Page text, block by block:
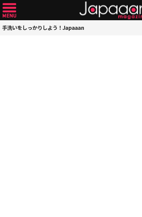
手洗いをしっかりしよう！Japaaan